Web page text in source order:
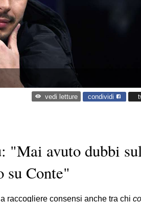
vedi letture condividi
"Mai avuto dubbi
su Conte"
raccogliere consensi anche tra chi